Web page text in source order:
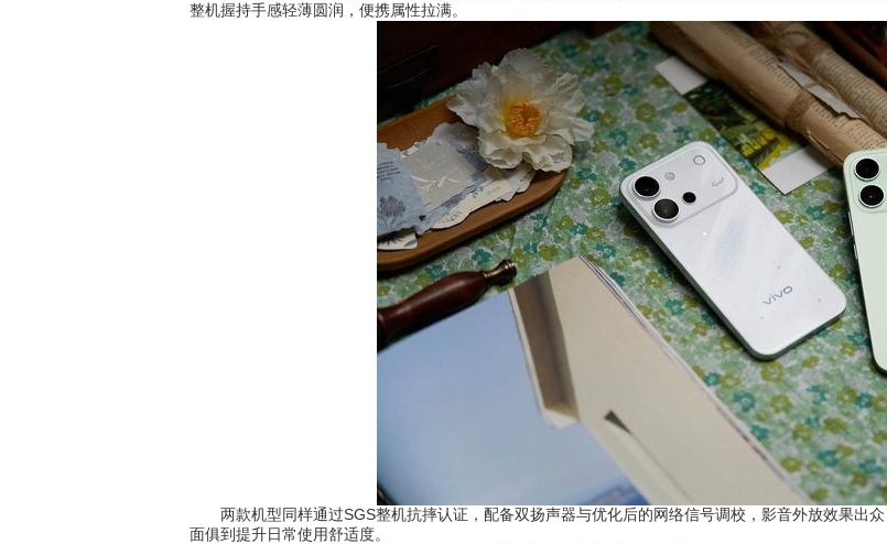
整机握持手感轻薄圆润，便携属性拉满。
两款机型同样通过SGS整机抗摔认证，配备双扬声器与优化后的网络信号调校，影音外放效果出
面俱到提升日常使用舒适度。